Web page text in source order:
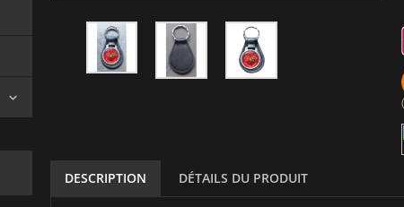

DESCRIPTION DÉTAILS DU PRODUIT